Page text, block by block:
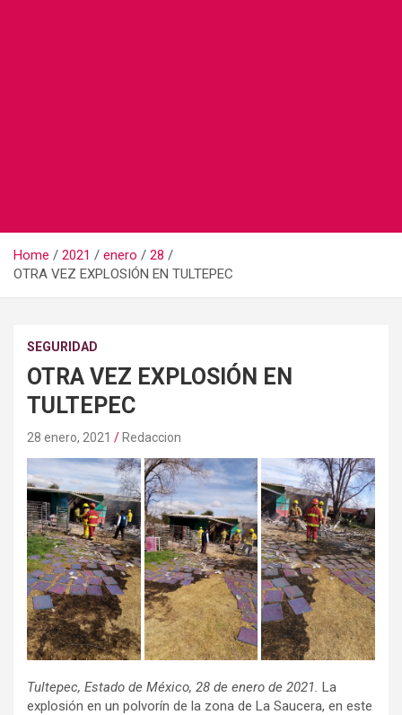
Home 2021 enero
28
OTRA VEZ EXPLOSIÓN EN TULTEPEC
SEGURIDAD
OTRA VEZ EXPLOSIÓN EN
TULTEPEC
28 enero, 2021 Redaccion
Tultepec, Estado de México, 28 de enero de 2021. La
explosión en un polvorín de la zona de La Saucera, en este